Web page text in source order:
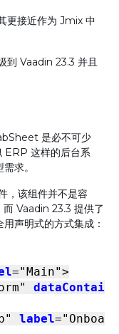
更接近作为 Jmix 中
到 Vaadin 23.3 并且
是必不可少
ERP 这样的后台系
求。
，该组件并不是容
Vaadin 23.3 提供了
声明式的方式集成：
="Main">
label=